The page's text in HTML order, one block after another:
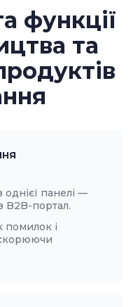
функції
та
панелі —
B2B-портал.
помилок і